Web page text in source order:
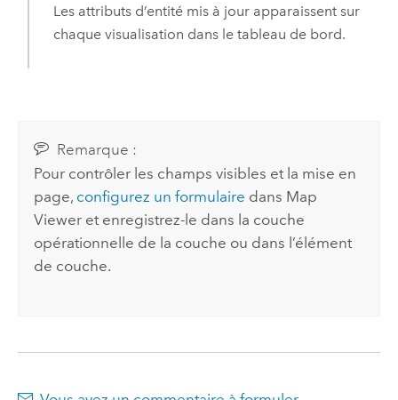
Les attributs d’entité mis à jour apparaissent sur
chaque visualisation dans le tableau de bord.
Remarque :
Pour contrôler les champs visibles et la mise en
page, configurez un formulaire dans Map
Viewer et enregistrez-le dans la couche
opérationnelle de la couche ou dans l’élément
de couche.